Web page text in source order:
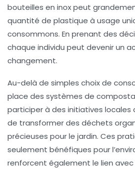
bouteilles en inox peut
quantité de plastique à usage
consommons. En prenant des
chaque individu peut devenir un
changement.
Au-delà de simples choix de
place des systèmes de
participer à des initiatives locales
de transformer des déchets
précieuses pour le jardin. Ces
seulement bénéfiques pour
renforcent également le lien